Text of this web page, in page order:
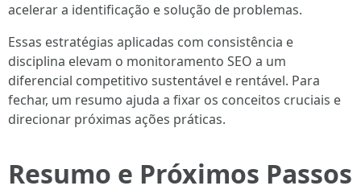
acelerar a identificação e solução de problemas.
Essas estratégias aplicadas com consistência e
disciplina elevam o monitoramento SEO a um
diferencial competitivo sustentável e rentável. Para
fechar, um resumo ajuda a fixar os conceitos cruciais e
direcionar próximas ações práticas.
Resumo e Próximos Passos